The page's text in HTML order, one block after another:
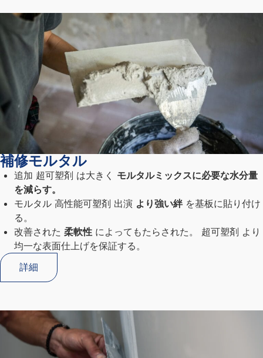
補修モルタル
追加 超可塑剤 は大きく モルタルミックスに必要な水分量
を減らす。
モルタル 高性能可塑剤 出演 より強い絆を基板に貼り付け
る。
改善された 柔軟性 によってもたらされた。 超可塑剤 より
均一な表面仕上げを保証する。
詳細